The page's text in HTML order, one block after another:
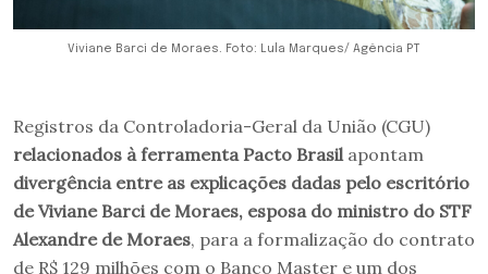
Viviane Barci de Moraes. Foto: Lula Marques/ Agência PT
Registros da Controladoria-Geral da União (CGU)
relacionados à ferramenta Pacto Brasil apontam
divergência entre as explicações dadas pelo escritório
de Viviane Barci de Moraes, esposa do ministro do STF
Alexandre de Moraes, para a formalização do contrato
de R$ 129 milhões com o Banco Master e um dos